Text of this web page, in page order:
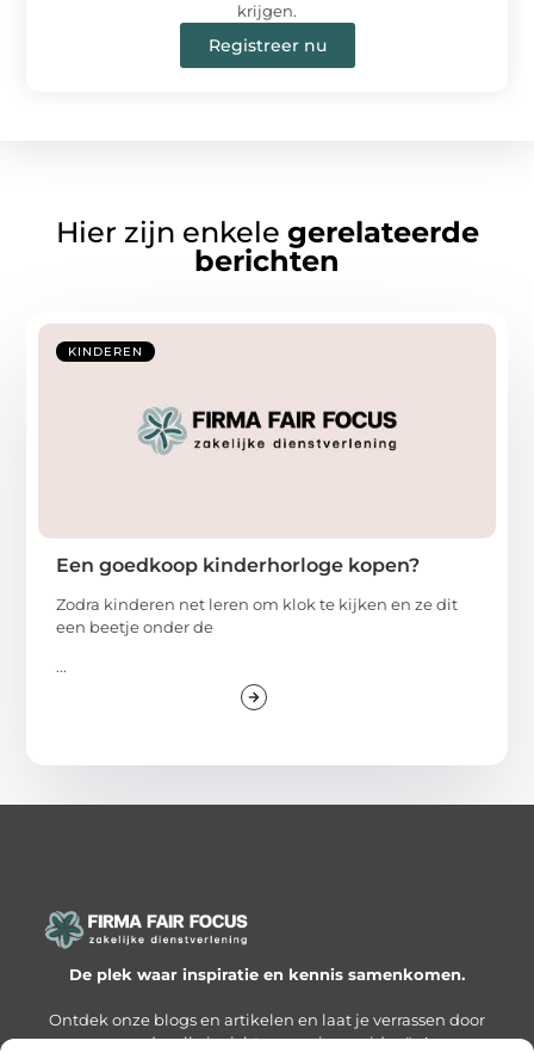
krijgen.
Registreer nu
Hier zijn enkele gerelateerde
berichten
KINDEREN
Een goedkoop kinderhorloge kopen?
Zodra kinderen net leren om klok te kijken en ze dit
een beetje onder de
...
De plek waar inspiratie en kennis samenkomen.
Ontdek onze blogs en artikelen en laat je verrassen door
waardevolle inzichten en nieuwe ideeën!